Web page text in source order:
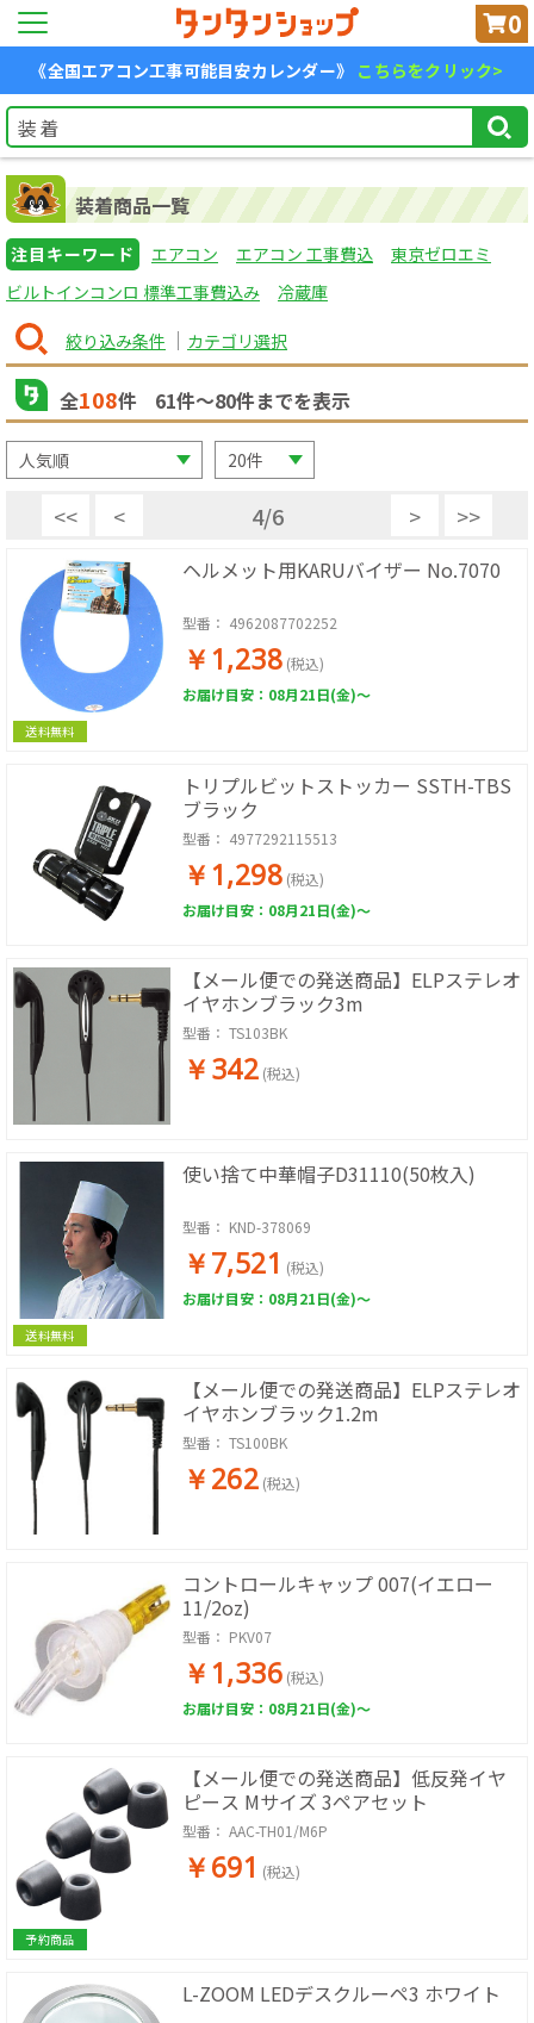
0
《全国エアコン工事可能目安カレンダー》 こちらをクリック>
装着商品一覧
注目キーワード エアコン エアコン 工事費込
東京ゼロエミ
ビルトインコンロ 標準工事費込み
冷蔵庫
絞り込み条件 カテゴリ選択
全108件 61件〜80件までを表示
<< < 4/6 > >>
送料無料
ヘルメット用KARUバイザー No.7070
型番： 4962087702252
￥1,238 (税込)
お届け目安：08月21日(金)～
トリプルビットストッカー SSTH-TBS
ブラック
型番： 4977292115513
￥1,298 (税込)
お届け目安：08月21日(金)～
【メール便での発送商品】ELPステレオ
イヤホンブラック3m
型番： TS103BK
￥342 (税込)
送料無料
使い捨て中華帽子D31110(50枚入)
型番： KND-378069
￥7,521 (税込)
お届け目安：08月21日(金)～
【メール便での発送商品】ELPステレオ
イヤホンブラック1.2m
型番： TS100BK
￥262 (税込)
コントロールキャップ 007(イエロー
11/2oz)
型番： PKV07
￥1,336 (税込)
お届け目安：08月21日(金)～
予約商品
【メール便での発送商品】低反発イヤ
ピース Mサイズ 3ペアセット
型番： AAC-TH01/M6P
￥691 (税込)
L-ZOOM LEDデスクルーペ3 ホワイト